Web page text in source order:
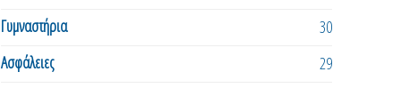
Γυμναστήρια
30
Ασφάλειες
29